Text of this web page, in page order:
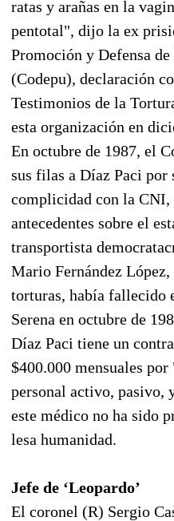
ratas y arañas en la
pentotal", dijo la ex
Promoción y Defensa
(Codepu), declaración
Testimonios de la
esta organización en
En octubre de 1987, el
sus filas a Díaz Paci por
complicidad con la CNI,
antecedentes sobre el
transportista
Mario Fernández
torturas, había fallecido
Serena en octubre de
Díaz Paci tiene un
$400.000 mensuales
personal activo, pasivo,
este médico no ha sido
lesa humanidad.
Jefe de ‘Leopardo’
El coronel (R) Sergio